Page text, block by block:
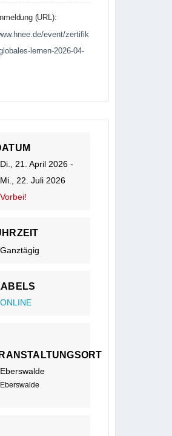
(URL):
event/zertifik
lernen-2026-04-
Di., 21. April 2026 -
Mi., 22. Juli 2026
Vorbei!
Ganztägig
ONLINE
Eberswalde
Eberswalde